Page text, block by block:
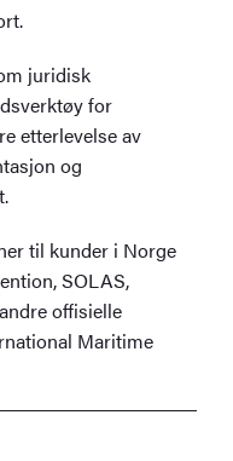
juridisk
for
etterlevelse av
og
til kunder i Norge
SOLAS,
offisielle
Maritime